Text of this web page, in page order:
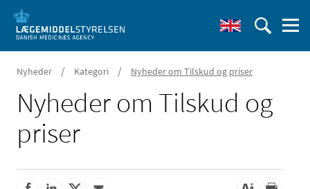
Nyheder / Kategori / Nyheder om Tilskud og priser
Nyheder om Tilskud og
priser